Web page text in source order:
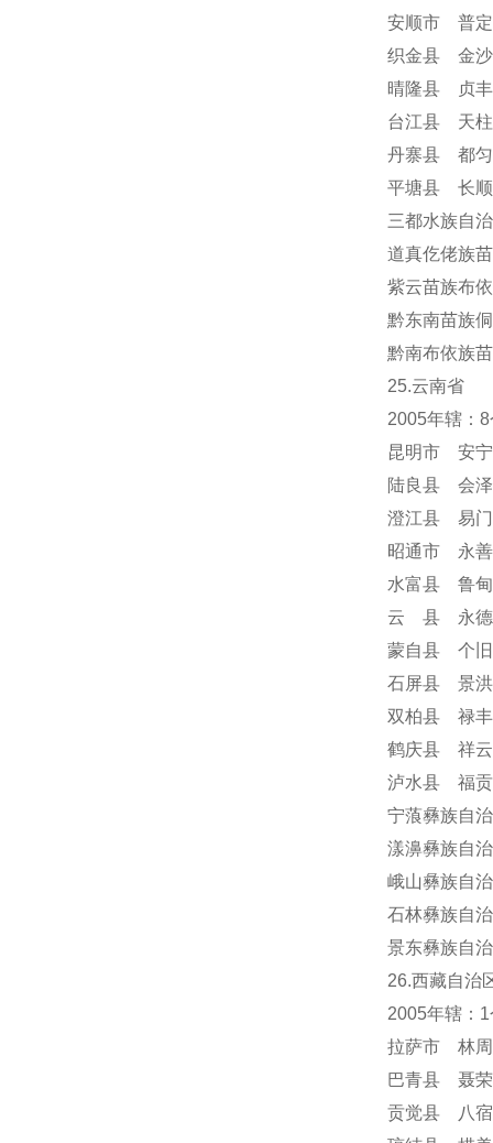
安顺市 普
织金县 金
晴隆县 贞
台江县 天
丹寨县 都
平塘县 长
三都水族自
道真仡佬族
紫云苗族布
黔东南苗族
黔南布依族
25.云南省
2005年辖：
昆明市 安
陆良县 会
澄江县 易
昭通市 永
水富县 鲁
云 县 永德
蒙自县 个
石屏县 景
双柏县 禄
鹤庆县 祥
泸水县 福
宁蒗彝族自
漾濞彝族自
峨山彝族自
石林彝族自
景东彝族自
26.西藏自治
2005年辖：
拉萨市 林
巴青县 聂
贡觉县 八